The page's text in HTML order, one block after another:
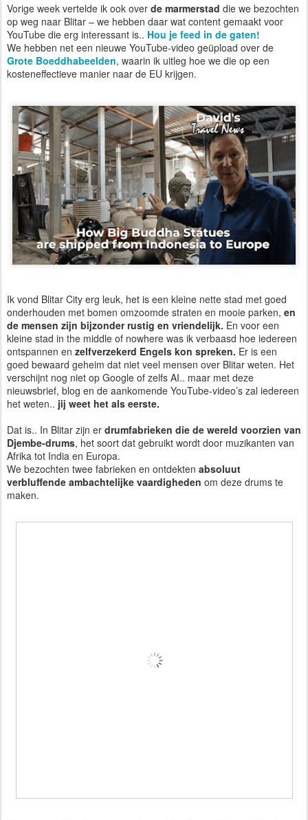
Vorige week vertelde ik ook over de marmerstad die we bezochten
op weg naar Blitar – we hebben daar wat content gemaakt voor
YouTube die erg interessant is.. Hou je feed in de gaten!
We hebben net een nieuwe YouTube-video geüpload over de
Grote Boeddhabeelden, waarin ik uitleg hoe we die op een
kosteneffectieve manier naar de EU krijgen.
Ik vond Blitar City erg leuk, het is een kleine nette stad met goed
onderhouden met bomen omzoomde straten en mooie parken, en
de mensen zijn bijzonder rustig en vriendelijk. En voor een
kleine stad in the middle of nowhere was ik verbaasd hoe iedereen
ontspannen en zelfverzekerd Engels kon spreken. Er is een
goed bewaard geheim dat niet veel mensen over Blitar weten. Het
verschijnt nog niet op Google of zelfs AI.. maar met deze
nieuwsbrief, blog en de aankomende YouTube-video’s zal iedereen
het weten.. jij weet het als eerste.
Dat is.. In Blitar zijn er drumfabrieken die de wereld voorzien van
Djembe-drums, het soort dat gebruikt wordt door muzikanten van
Afrika tot India en Europa.
We bezochten twee fabrieken en ontdekten absoluut
verbluffende ambachtelijke vaardigheden om deze drums te
maken.